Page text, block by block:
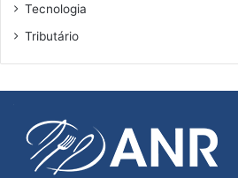
Tecnologia
Tributário